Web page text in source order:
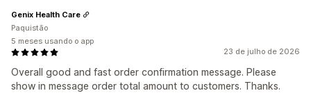
23 de julho de 2026
Overall good and fast order confirmation message. Please
show in message order total amount to customers. Thanks.
Genix Health Care
Paquistão
5 meses usando o app